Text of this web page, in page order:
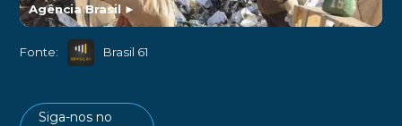
Agência Brasil►
Fonte: Brasil 61
Siga-nos no